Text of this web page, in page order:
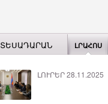
ՏԵՍԱԴԱՐԱՆ ԼՐԱՀՈՍ
ԼՈՒՐԵՐ 28.11.2025